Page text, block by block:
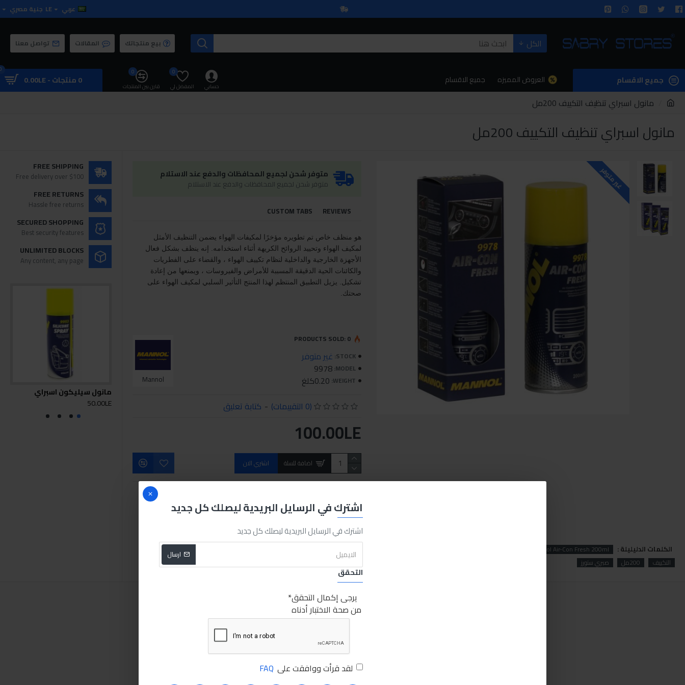
اشترك في الرسايل البريدية ليصلك كل جديد
اشترك في الرسايل البريدية ليصلك كل جديد
ارسال
التحقق
يرجى إكمال التحقق
من صحة الاختبار أدناه
لقد قرأت ووافقت على FAQ
عربي LE جنية مصري
الكل بيع منتجاتك المقالات تواصل معنا
جميع الاقسام العروض المميزه جميع الاقسام
حسابي المفضل لي
0
قارن بين المنتجات
0
0 منتجات - 0.00LE
مانول اسبراي تنظيف التكييف 200مل
مانول اسبراي تنظيف التكييف 200مل
غير متوفر متوفر شحن لجميع المحافظات والدفع عند الاستلام
متوفر شحن لجميع المحافظات والدفع عند الاستلام
REVIEWS
CUSTOM TABS
هو منظف خاص تم تطويره مؤخرًا لمكيفات الهواء يضمن التنظيف الأمثل
لمكيف الهواء وتحييد الروائح الكريهة أثناء استخدامه. إنه ينظف بشكل فعال
الأجهزة الخارجية والداخلية لنظام تكييف الهواء ، والقضاء على الفطريات
والكائنات الحية الدقيقة المسببة للأمراض والفيروسات ، ويمنعها من إعادة
تشكيل. يزيل التطبيق المنتظم لهذا المنتج التأثير السلبي لمكيف الهواء على
صحتك.
STOCK: غير متوفر
MODEL:
9978
WEIGHT: 0.20كلغ Mannol
PRODUCTS SOLD: 0
(0 التقييمات) - كتابة تعليق
100.00LE
اضافة للسلة اشتري الان
الكلمات الدليليلة : Mannol Air-Con Fresh 200ml
التكييف
200مل صبري ستورز
FREE SHIPPING
Free delivery over $100
FREE RETURNS
Hassle free returns
SECURED SHOPPING
Best security features
UNLIMITED BLOCKS
Any content, any page
مانول سيليكون اسبراي
50.00LE